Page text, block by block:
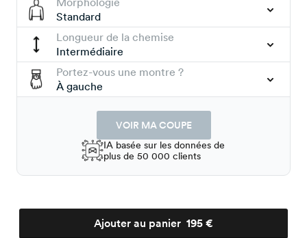
Standard
Longueur de la chemise
Intermédiaire
Portez-vous une montre ?
À gauche
VOIR MA COUPE
IA basée sur les données de
plus de 50 000 clients
Ajouter au panier